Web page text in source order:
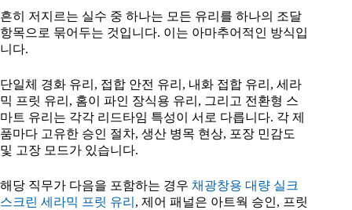
흔히 저지르는 실수 중 하나는 모든 유리를 하나의 조달
항목으로 묶어두는 것입니다. 이는 아마추어적인 방식입
니다.
단일체 경화 유리, 접합 안전 유리, 내화 접합 유리, 세라
믹 프릿 유리, 홈이 파인 장식용 유리, 그리고 전환형 스
마트 유리는 각각 리드타임 특성이 서로 다릅니다. 각 제
품마다 고유한 승인 절차, 생산 병목 현상, 포장 민감도
및 고장 모드가 있습니다.
해당 직무가 다음을 포함하는 경우 채광창용 대량 실크
스크린 세라믹 프릿 유리 , 제어 패널은 아트웍 승인, 프릿